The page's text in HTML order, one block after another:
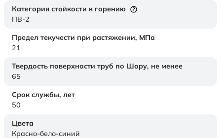
Категория стойкости к горению
ПВ-2
Предел текучести при растяжении, МПа
21
Твердость поверхности труб по Шору, не менее
65
Срок службы, лет
50
Цвета
Красно-бело-синий